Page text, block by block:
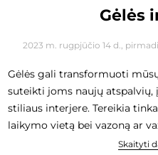
Gėlės
2023 m. rugpjūčio 14 d.,
Gėlės gali transformuoti
suteikti joms naujų atspalvių,
stiliaus interjere. Tereikia
laikymo vietą bei vazoną ar
Skaityti